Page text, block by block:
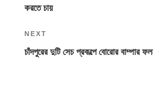
করতে চায়
Next
Post
NEXT
চাঁদপুরের দুটি সেচ প্রকল্পে বোরোর বাম্পার